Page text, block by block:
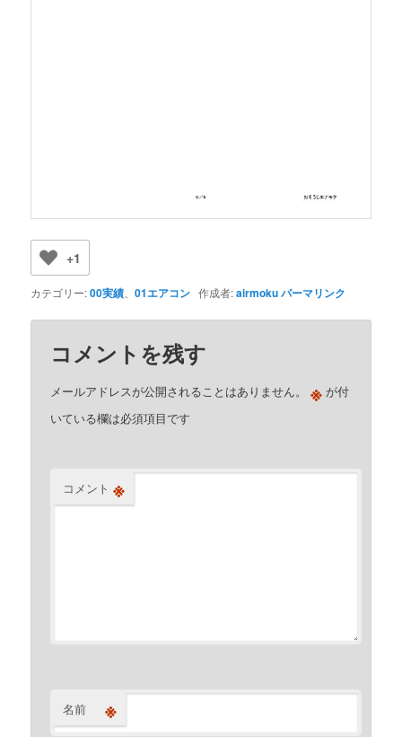
+1
カテゴリー:00実績 、01エアコン 作成者:airmokuパーマリンク
コメントを残す
メールアドレスが公開されることはありません。 ※ が付
いている欄は必須項目です
コメント ※
名前 ※